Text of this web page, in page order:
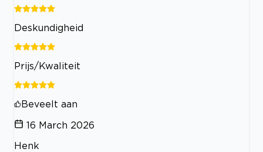
Deskundigheid
Prijs/Kwaliteit
Beveelt aan
16 March 2026
Henk